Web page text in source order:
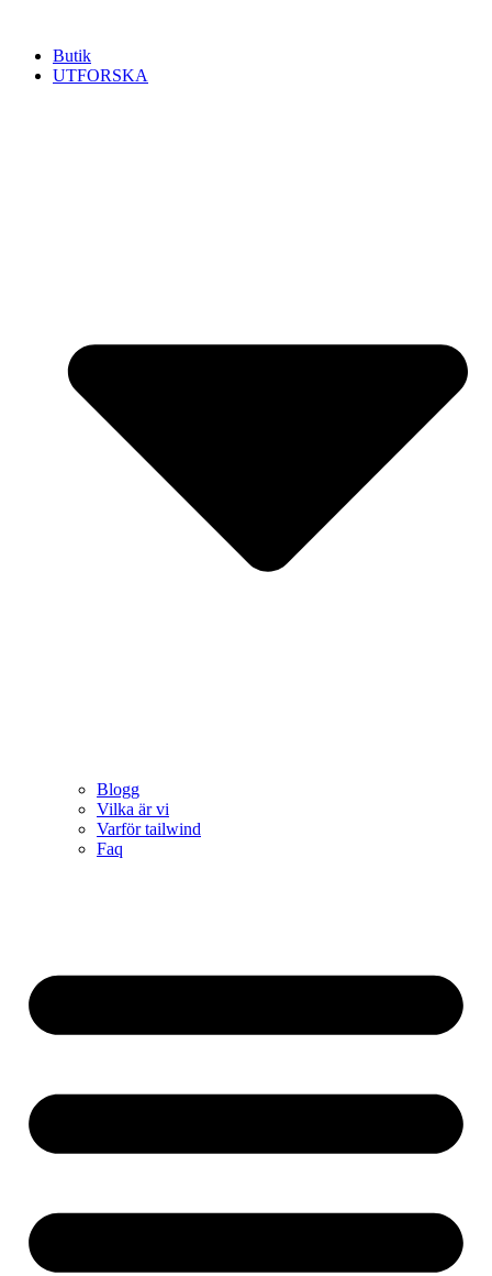
innehållButik
UTFORSKA
Blogg
Vilka är vi
Varför tailwind
Faq